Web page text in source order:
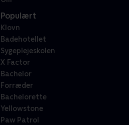
Populært
Klovn
Badehotellet
Sygeplejeskolen
X Factor
Bachelor
Forræder
Bachelorette
Yellowstone
Paw Patrol